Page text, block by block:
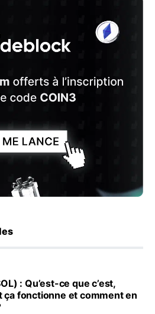
: Qu’est-ce que c’est,
ça fonctionne et comment en